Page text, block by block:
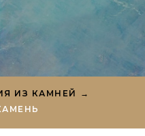
ИЗ КАМНЕЙ
→